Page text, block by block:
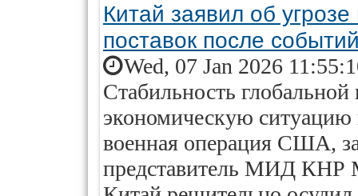
Китай заявил об
поставок после
Wed, 07 Jan 2026
Стабильность
экономическую ситуацию
военная операция США,
представитель МИД КНР